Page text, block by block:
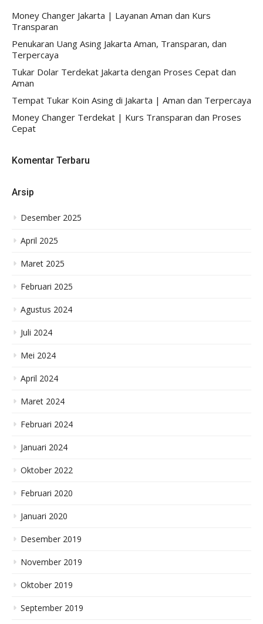
Money Changer Jakarta | Layanan Aman dan Kurs
Transparan
Penukaran Uang Asing Jakarta Aman, Transparan, dan
Terpercaya
Tukar Dolar Terdekat Jakarta dengan Proses Cepat dan
Aman
Tempat Tukar Koin Asing di Jakarta | Aman dan Terpercaya
Money Changer Terdekat | Kurs Transparan dan Proses
Cepat
Komentar Terbaru
Arsip
Desember 2025
April 2025
Maret 2025
Februari 2025
Agustus 2024
Juli 2024
Mei 2024
April 2024
Maret 2024
Februari 2024
Januari 2024
Oktober 2022
Februari 2020
Januari 2020
Desember 2019
November 2019
Oktober 2019
September 2019